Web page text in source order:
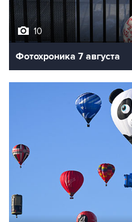
10
Фотохроника 7 августа